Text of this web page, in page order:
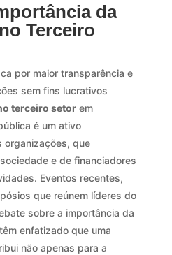
da
Terceiro
por maior transparência e
sem fins lucrativos
terceiro setorem
é um ativo
organizações, que
e de financiadores
Eventos recentes,
que reúnem líderes do
sobre a importância da
enfatizado que uma
não apenas para a